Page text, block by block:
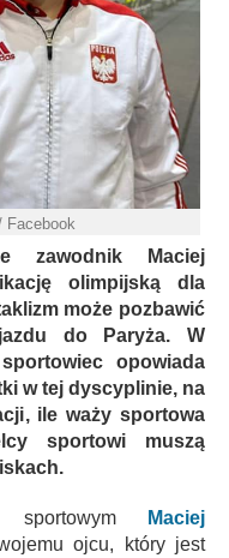
Facebook
zawodnik Maciej
olimpijską dla
może pozbawić
do Paryża. W
opowiada
w tej dyscyplinie, na
ile waży sportowa
sportowi muszą
sportowym
Maciej
ojcu, który jest